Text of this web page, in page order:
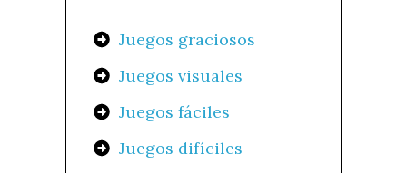
Juegos graciosos
Juegos visuales
Juegos fáciles
Juegos difíciles